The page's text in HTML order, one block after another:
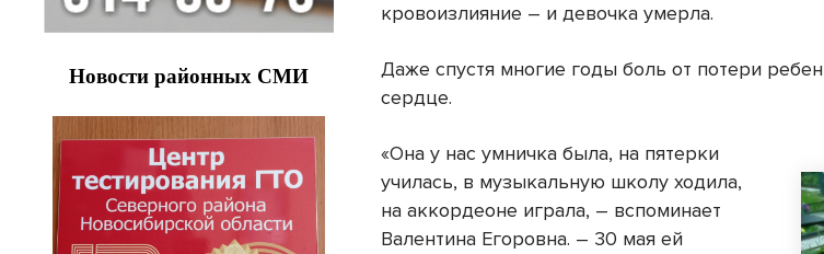
кровоизлияние – и девочка умерла.
Даже спустя многие годы боль от потери
сердце.
«Она у нас умничка была, на пятерки
училась, в музыкальную школу ходила,
на аккордеоне играла, – вспоминает
Валентина Егоровна. – 30 мая ей